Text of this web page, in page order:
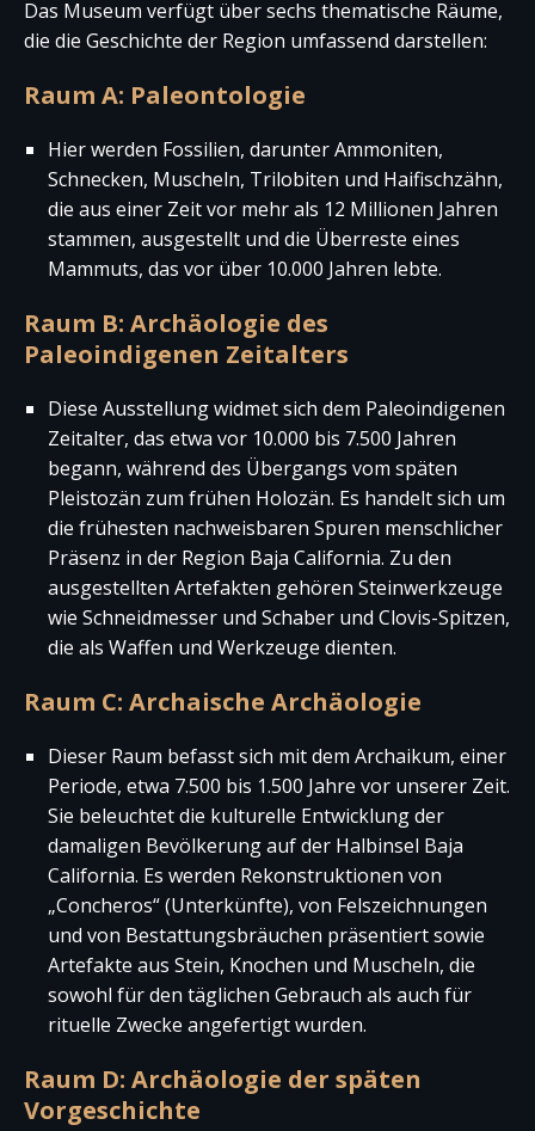
Das Museum verfügt über sechs thematische Räume,
die die Geschichte der Region umfassend darstellen:
Raum A: Paleontologie
Hier werden Fossilien, darunter Ammoniten,
Schnecken, Muscheln, Trilobiten und Haifischzähn,
die aus einer Zeit vor mehr als 12 Millionen Jahren
stammen, ausgestellt und die Überreste eines
Mammuts, das vor über 10.000 Jahren lebte.
Raum B: Archäologie des
Paleoindigenen Zeitalters
Diese Ausstellung widmet sich dem Paleoindigenen
Zeitalter, das etwa vor 10.000 bis 7.500 Jahren
begann, während des Übergangs vom späten
Pleistozän zum frühen Holozän. Es handelt sich um
die frühesten nachweisbaren Spuren menschlicher
Präsenz in der Region Baja California. Zu den
ausgestellten Artefakten gehören Steinwerkzeuge
wie Schneidmesser und Schaber und Clovis-Spitzen,
die als Waffen und Werkzeuge dienten.
Raum C: Archaische Archäologie
Dieser Raum befasst sich mit dem Archaikum, einer
Periode, etwa 7.500 bis 1.500 Jahre vor unserer Zeit.
Sie beleuchtet die kulturelle Entwicklung der
damaligen Bevölkerung auf der Halbinsel Baja
California. Es werden Rekonstruktionen von
„Concheros“ (Unterkünfte), von Felszeichnungen
und von Bestattungsbräuchen präsentiert sowie
Artefakte aus Stein, Knochen und Muscheln, die
sowohl für den täglichen Gebrauch als auch für
rituelle Zwecke angefertigt wurden.
Raum D: Archäologie der späten
Vorgeschichte